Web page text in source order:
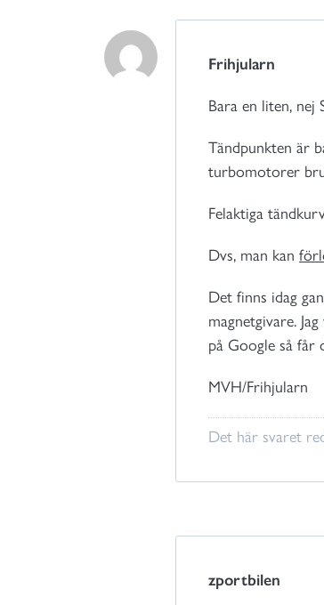
Frihjularn
Bara en liten, nej
Tändpunkten är
turbomotorer
Felaktiga
Dvs, man kan
Det finns idag
magnetgivare.
på Google så får
MVH/Frihjularn
Det här svaret
zportbilen